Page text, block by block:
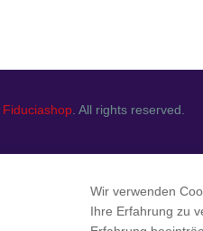
Fiduciashop . All rights reserved.
Wir verwenden
Ihre Erfahrung zu